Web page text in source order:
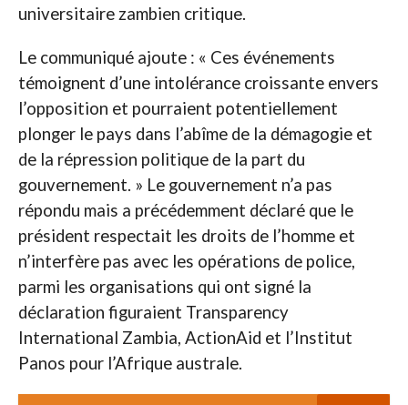
universitaire zambien critique.
Le communiqué ajoute : « Ces événements
témoignent d’une intolérance croissante envers
l’opposition et pourraient potentiellement
plonger le pays dans l’abîme de la démagogie et
de la répression politique de la part du
gouvernement. » Le gouvernement n’a pas
répondu mais a précédemment déclaré que le
président respectait les droits de l’homme et
n’interfère pas avec les opérations de police,
parmi les organisations qui ont signé la
déclaration figuraient Transparency
International Zambia, ActionAid et l’Institut
Panos pour l’Afrique australe.